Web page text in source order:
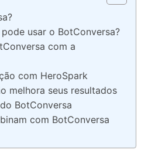
usar o BotConversa?
com a
com HeroSpark
melhora seus resultados
BotConversa
com BotConversa